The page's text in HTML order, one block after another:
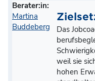
Das
weil sie
hohen
Berater:in:
Martina
Buddeberg